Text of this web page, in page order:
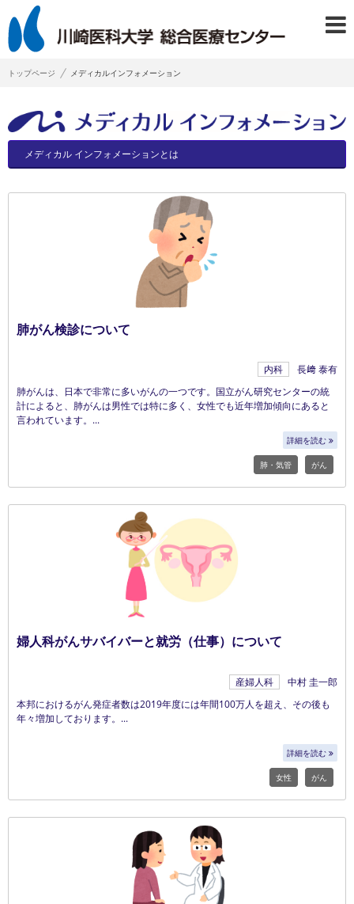
トップページ メディカルインフォメーション
メディカル インフォメーションとは
肺がん検診について
内科
長﨑 泰有
肺がんは、日本で非常に多いがんの一つです。国立がん研究センターの統
計によると、肺がんは男性では特に多く、女性でも近年増加傾向にあると
言われています。
詳細を読む
肺・気管 がん
婦人科がんサバイバーと就労（仕事）について
産婦人科
中村 圭一郎
本邦におけるがん発症者数は2019年度には年間100万人を超え、その後も
年々増加しております。
詳細を読む
女性 がん